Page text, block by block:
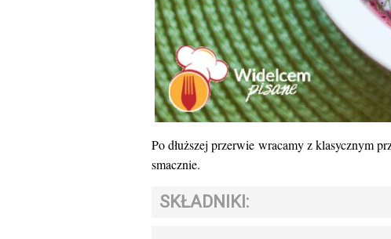
Po dłuższej przerwie wracamy z klasycznym
smacznie.
SKŁADNIKI: